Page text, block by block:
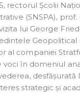
rectorul Școlii
(SNSPA), prof.
lui George
Geopolitical
al companiei
în domeniul
desfășurată
strategic și